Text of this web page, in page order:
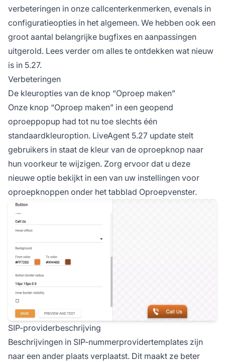
verbeteringen in onze callcenterkenmerken, evenals in
configuratieopties in het algemeen. We hebben ook een
groot aantal belangrijke bugfixes en aanpassingen
uitgerold. Lees verder om alles te ontdekken wat nieuw
is in 5.27.
Verbeteringen
De kleuropties van de knop “Oproep maken”
Onze knop “Oproep maken” in een geopend
oproeppopup had tot nu toe slechts één
standaardkleuroption. LiveAgent 5.27 update stelt
gebruikers in staat de kleur van de oproepknop naar
hun voorkeur te wijzigen. Zorg ervoor dat u deze
nieuwe optie bekijkt in een van uw instellingen voor
oproepknoppen onder het tabblad Oproepvenster.
SIP-providerbeschrijving
Beschrijvingen in SIP-nummerprovidertemplates zijn
naar een ander plaats verplaatst. Dit maakt ze beter